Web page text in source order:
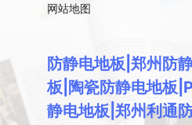
网站地图
防静电地板|郑州防
板|陶瓷防静电地板
静电地板|郑州利通